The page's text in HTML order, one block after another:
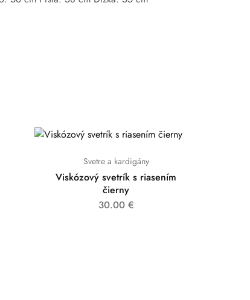
Svetre a kardigány
Viskózový svetrík s riasením
čierny
30.00 €